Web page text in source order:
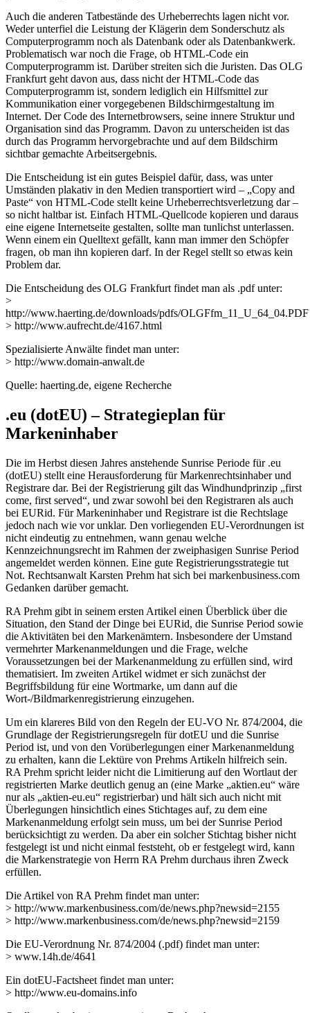
Auch die anderen Tatbestände des Urheberrechts lagen nicht vor.
Weder unterfiel die Leistung der Klägerin dem Sonderschutz als
Computerprogramm noch als Datenbank oder als Datenbankwerk.
Problematisch war noch die Frage, ob HTML-Code ein
Computerprogramm ist. Darüber streiten sich die Juristen. Das OLG
Frankfurt geht davon aus, dass nicht der HTML-Code das
Computerprogramm ist, sondern lediglich ein Hilfsmittel zur
Kommunikation einer vorgegebenen Bildschirmgestaltung im
Internet. Der Code des Internetbrowsers, seine innere Struktur und
Organisation sind das Programm. Davon zu unterscheiden ist das
durch das Programm hervorgebrachte und auf dem Bildschirm
sichtbar gemachte Arbeitsergebnis.
Die Entscheidung ist ein gutes Beispiel dafür, dass, was unter
Umständen plakativ in den Medien transportiert wird – „Copy and
Paste“ von HTML-Code stellt keine Urheberrechtsverletzung dar –
so nicht haltbar ist. Einfach HTML-Quellcode kopieren und daraus
eine eigene Internetseite gestalten, sollte man tunlichst unterlassen.
Wenn einem ein Quelltext gefällt, kann man immer den Schöpfer
fragen, ob man ihn kopieren darf. In der Regel stellt so etwas kein
Problem dar.
Die Entscheidung des OLG Frankfurt findet man als .pdf unter:
>
http://www.haerting.de/downloads/pdfs/OLGFfm_11_U_64_04.PDF
> http://www.aufrecht.de/4167.html
Spezialisierte Anwälte findet man unter:
> http://www.domain-anwalt.de
Quelle: haerting.de, eigene Recherche
.eu (dotEU) – Strategieplan für
Markeninhaber
Die im Herbst diesen Jahres anstehende Sunrise Periode für .eu
(dotEU) stellt eine Herausforderung für Markenrechtsinhaber und
Registrare dar. Bei der Registrierung gilt das Windhundprinzip „first
come, first served“, und zwar sowohl bei den Registraren als auch
bei EURid. Für Markeninhaber und Registrare ist die Rechtslage
jedoch nach wie vor unklar. Den vorliegenden EU-Verordnungen ist
nicht eindeutig zu entnehmen, wann genau welche
Kennzeichnungsrecht im Rahmen der zweiphasigen Sunrise Period
angemeldet werden können. Eine gute Registrierungsstrategie tut
Not. Rechtsanwalt Karsten Prehm hat sich bei markenbusiness.com
Gedanken darüber gemacht.
RA Prehm gibt in seinem ersten Artikel einen Überblick über die
Situation, den Stand der Dinge bei EURid, die Sunrise Period sowie
die Aktivitäten bei den Markenämtern. Insbesondere der Umstand
vermehrter Markenanmeldungen und die Frage, welche
Voraussetzungen bei der Markenanmeldung zu erfüllen sind, wird
thematisiert. Im zweiten Artikel widmet er sich zunächst der
Begriffsbildung für eine Wortmarke, um dann auf die
Wort-/Bildmarkenregistrierung einzugehen.
Um ein klareres Bild von den Regeln der EU-VO Nr. 874/2004, die
Grundlage der Registrierungsregeln für dotEU und die Sunrise
Period ist, und von den Vorüberlegungen einer Markenanmeldung
zu erhalten, kann die Lektüre von Prehms Artikeln hilfreich sein.
RA Prehm spricht leider nicht die Limitierung auf den Wortlaut der
registrierten Marke deutlich genug an (eine Marke „aktien.eu“ wäre
nur als „aktien-eu.eu“ registrierbar) und hält sich auch nicht mit
Überlegungen hinsichtlich eines Stichtages auf, zu dem eine
Markenanmeldung erfolgt sein muss, um bei der Sunrise Period
berücksichtigt zu werden. Da aber ein solcher Stichtag bisher nicht
festgelegt ist und nicht einmal feststeht, ob er festgelegt wird, kann
die Markenstrategie von Herrn RA Prehm durchaus ihren Zweck
erfüllen.
Die Artikel von RA Prehm findet man unter:
> http://www.markenbusiness.com/de/news.php?newsid=2155
> http://www.markenbusiness.com/de/news.php?newsid=2159
Die EU-Verordnung Nr. 874/2004 (.pdf) findet man unter:
> www.14h.de/4641
Ein dotEU-Factsheet findet man unter:
> http://www.eu-domains.info